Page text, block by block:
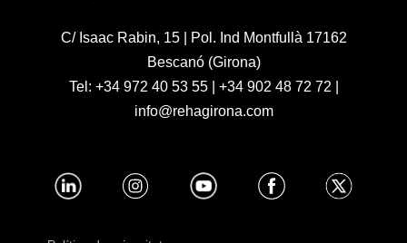
C/ Isaac Rabin, 15 | Pol. Ind Montfullà 17162
Bescanó (Girona)
Tel: +34 972 40 53 55| +34 902 48 72 72
info@rehagirona.com